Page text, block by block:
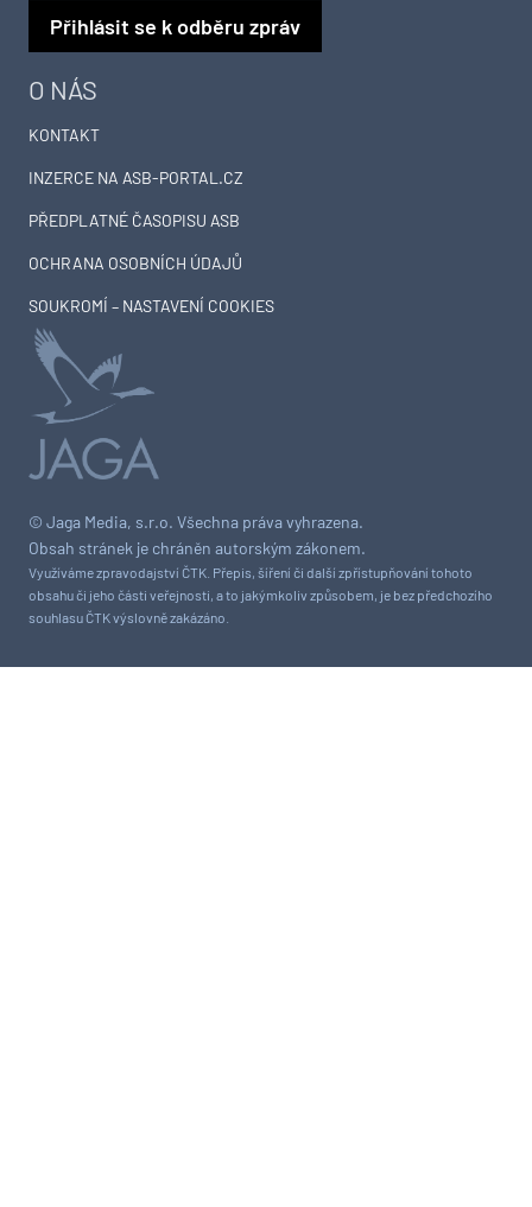
© Jaga Media, s.r.o. Všechna práva vyhrazena.
Obsah stránek je chráněn autorským zákonem.
Využíváme zpravodajství ČTK. Přepis, šíření či další zpřístupňování tohoto
obsahu či jeho části veřejnosti, a to jakýmkoliv způsobem, je bez předchozího
souhlasu ČTK výslovně zakázáno.
O NÁS
KONTAKT
INZERCE NA ASB-PORTAL.CZ
PŘEDPLATNÉ ČASOPISU ASB
OCHRANA OSOBNÍCH ÚDAJŮ
SOUKROMÍ – NASTAVENÍ COOKIES
Přihlásit se k odběru zpráv